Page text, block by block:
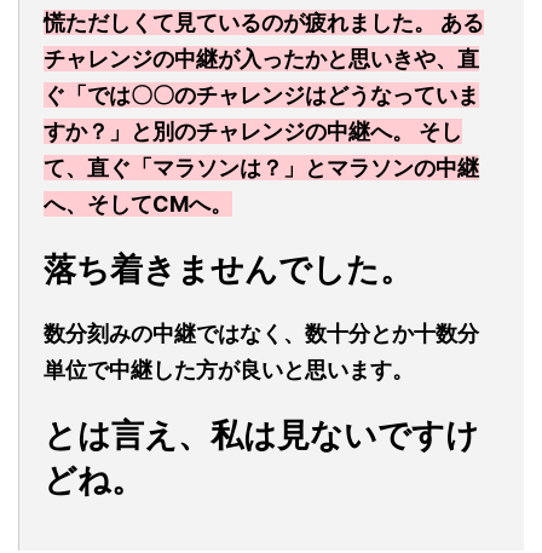
慌ただしくて見ているのが疲れました。 ある
チャレンジの中継が入ったかと思いきや、直
ぐ「では〇〇のチャレンジはどうなっていま
すか？」と別のチャレンジの中継へ。 そし
て、直ぐ「マラソンは？」とマラソンの中継
へ、そしてCMへ。
落ち着きませんでした。
数分刻みの中継ではなく、数十分とか十数分
単位で中継した方が良いと思います。
とは言え、私は見ないですけ
どね。